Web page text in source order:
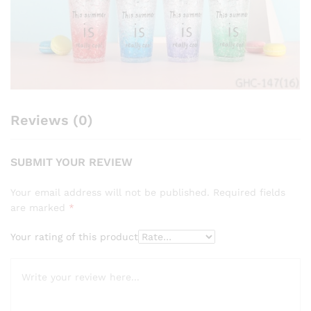
Reviews (0)
SUBMIT YOUR REVIEW
Your email address will not be published. Required fields
are marked *
Your rating of this product